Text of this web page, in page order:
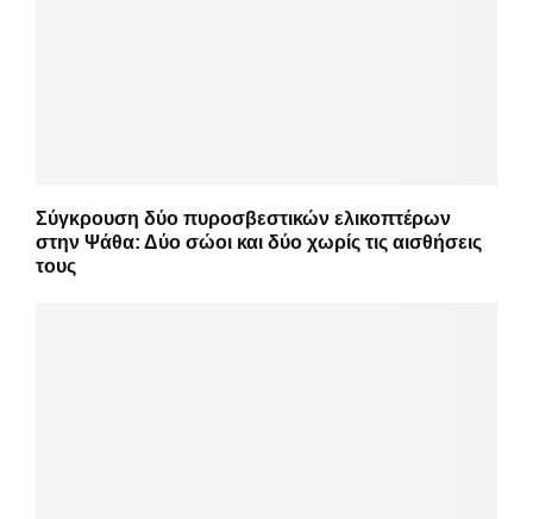
Σύγκρουση δύο πυροσβεστικών ελικοπτέρων
στην Ψάθα: Δύο σώοι και δύο χωρίς τις αισθήσεις
τους